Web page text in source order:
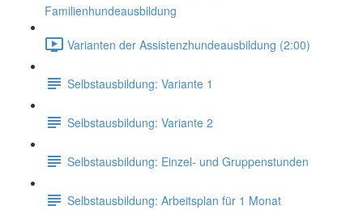
Familienhundeausbildung
Varianten der Assistenzhundeausbildung (2:00)
Selbstausbildung: Variante 1
Selbstausbildung: Variante 2
Selbstausbildung: Einzel- und Gruppenstunden
Selbstausbildung: Arbeitsplan für 1 Monat